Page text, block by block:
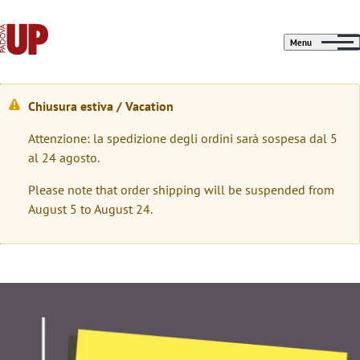
Menu
W
a
r
n
i
g
m
Chiusura estiva / Vacation
Attenzione: la spedizione degli ordini sarà sospesa dal 5
al 24 agosto.
Please note that order shipping will be suspended from
August 5 to August 24.